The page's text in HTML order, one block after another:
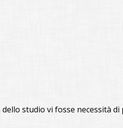
studio vi fosse necessità